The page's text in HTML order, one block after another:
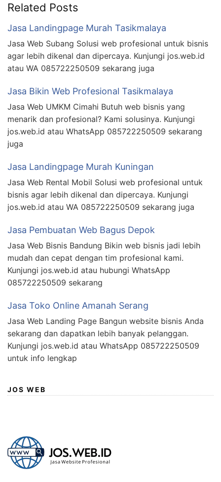
Related Posts
Jasa Landingpage Murah Tasikmalaya
Jasa Web Subang Solusi web profesional untuk bisnis
agar lebih dikenal dan dipercaya. Kunjungi jos.web.id
atau WA 085722250509 sekarang juga
Jasa Bikin Web Profesional Tasikmalaya
Jasa Web UMKM Cimahi Butuh web bisnis yang
menarik dan profesional? Kami solusinya. Kunjungi
jos.web.id atau WhatsApp 085722250509 sekarang
juga
Jasa Landingpage Murah Kuningan
Jasa Web Rental Mobil Solusi web profesional untuk
bisnis agar lebih dikenal dan dipercaya. Kunjungi
jos.web.id atau WA 085722250509 sekarang juga
Jasa Pembuatan Web Bagus Depok
Jasa Web Bisnis Bandung Bikin web bisnis jadi lebih
mudah dan cepat dengan tim profesional kami.
Kunjungi jos.web.id atau hubungi WhatsApp
085722250509 sekarang
Jasa Toko Online Amanah Serang
Jasa Web Landing Page Bangun website bisnis Anda
sekarang dan dapatkan lebih banyak pelanggan.
Kunjungi jos.web.id atau WhatsApp 085722250509
untuk info lengkap
JOS WEB